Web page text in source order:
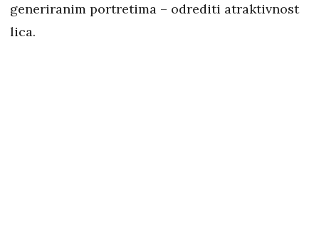
generiranim portretima – odrediti atraktivnost
lica.